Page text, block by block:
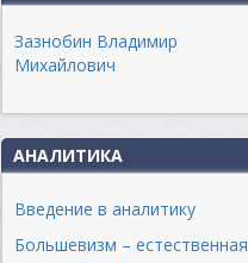
Зазнобин Владимир
Михайлович
АНАЛИТИКА
Введение в аналитику
Большевизм – естественная